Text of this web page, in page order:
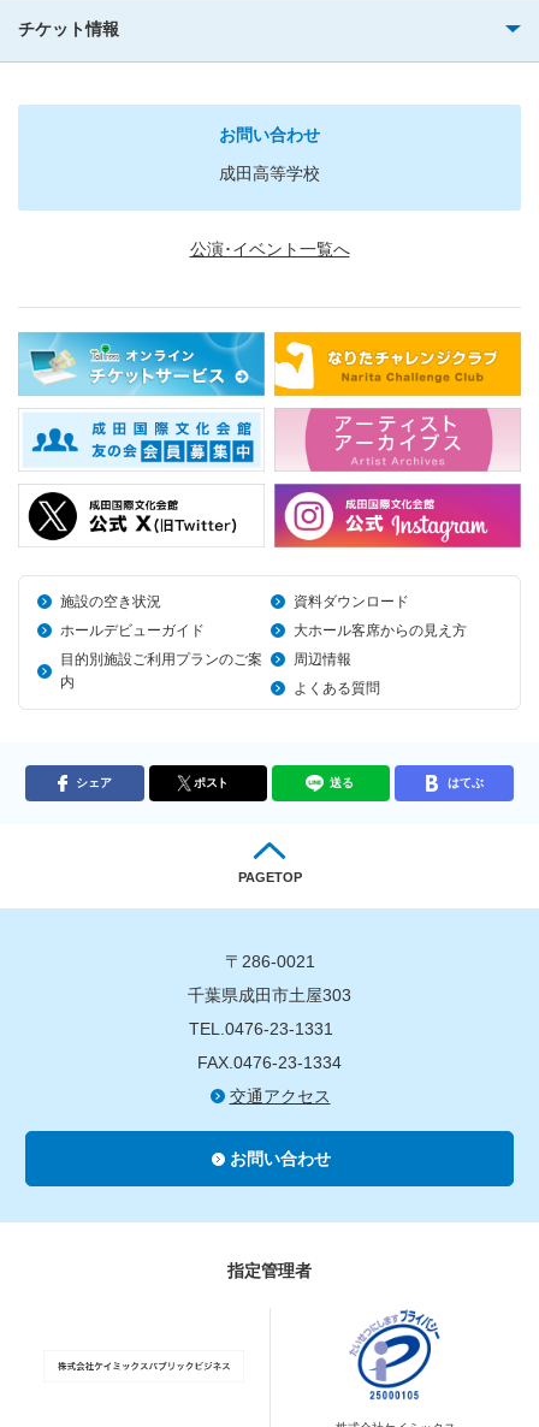
チケット情報
お問い合わせ
成田高等学校
公演･イベント一覧へ
施設の空き状況
資料ダウンロード
ホールデビューガイド
大ホール客席からの見え方
目的別施設ご利用プランのご案
内
周辺情報
よくある質問
シェア ポスト 送る はてぶ
PAGETOP
〒286-0021
千葉県成田市土屋303
TEL.0476-23-1331
FAX.0476-23-1334
交通アクセス
お問い合わせ
指定管理者